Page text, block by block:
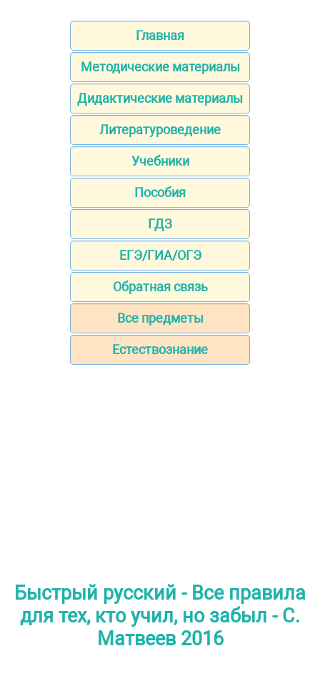
Главная
Методические материалы
Дидактические материалы
Литературоведение
Учебники
Пособия
ГДЗ
ЕГЭ/ГИА/ОГЭ
Обратная связь
Все предметы
Естествознание
Быстрый русский - Все правила
для тех, кто учил, но забыл - С.
Матвеев 2016